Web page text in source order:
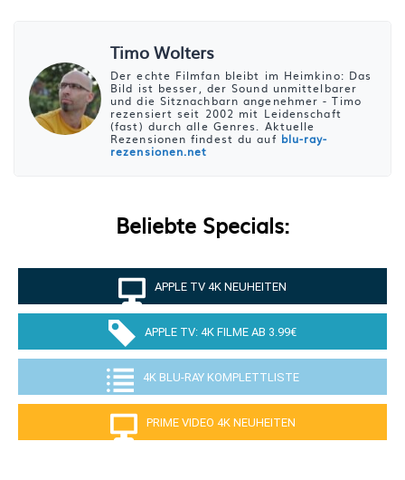
Timo Wolters
Der echte Filmfan bleibt im Heimkino: Das
Bild ist besser, der Sound unmittelbarer
und die Sitznachbarn angenehmer - Timo
rezensiert seit 2002 mit Leidenschaft
(fast) durch alle Genres. Aktuelle
Rezensionen findest du auf blu-ray-
rezensionen.net
Beliebte Specials:
APPLE TV 4K NEUHEITEN
APPLE TV: 4K FILME AB 3.99€
4K BLU-RAY KOMPLETTLISTE
PRIME VIDEO 4K NEUHEITEN